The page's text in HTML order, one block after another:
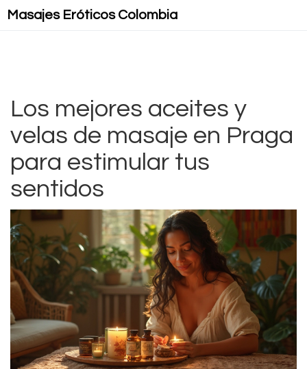
Masajes Eróticos Colombia
Masajes Lésbicos
Masaje Lingam
Los mejores aceites y
velas de masaje en Praga
para estimular tus
sentidos